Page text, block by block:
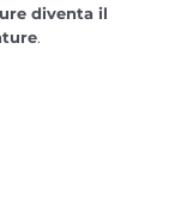
diventa il
.